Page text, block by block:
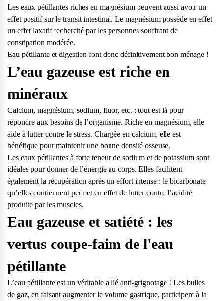
Les eaux pétillantes riches en magnésium peuvent aussi avoir un
effet positif sur le transit intestinal. Le magnésium possède en effet
un effet laxatif recherché par les personnes souffrant de
constipation modérée.
Eau pétillante et digestion font donc définitivement bon ménage !
L’eau gazeuse est riche en
minéraux
Calcium, magnésium, sodium, fluor, etc. : tout est là pour
répondre aux besoins de l’organisme. Riche en magnésium, elle
aide à lutter contre le stress. Chargée en calcium, elle est
bénéfique pour maintenir une bonne densité osseuse.
Les eaux pétillantes à forte teneur de sodium et de potassium sont
idéales pour donner de l’énergie au corps. Elles facilitent
également la récupération après un effort intense : le bicarbonate
qu’elles contiennent permet en effet de lutter contre l’acidité
produite par les muscles.
Eau gazeuse et satiété : les
vertus coupe-faim de l'eau
pétillante
L’eau pétillante est un véritable allié anti-grignotage ! Les bulles
de gaz, en faisant augmenter le volume gastrique, participent à la